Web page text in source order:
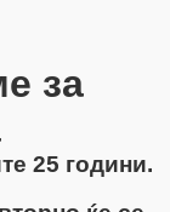
за
25 години.